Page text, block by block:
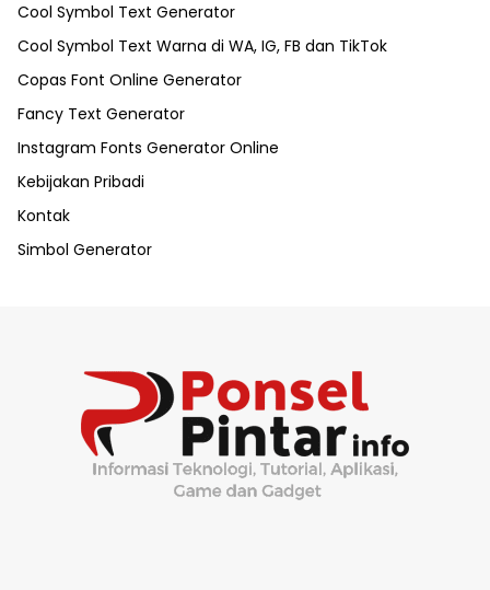
Cool Symbol Text Generator
Cool Symbol Text Warna di WA, IG, FB dan TikTok
Copas Font Online Generator
Fancy Text Generator
Instagram Fonts Generator Online
Kebijakan Pribadi
Kontak
Simbol Generator